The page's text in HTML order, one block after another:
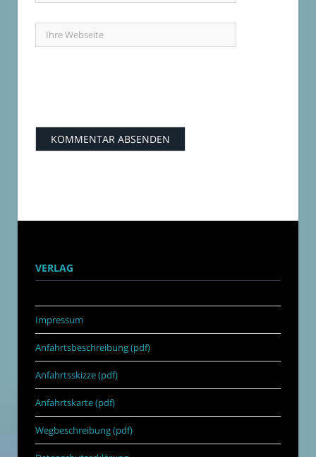
VERLAG
Impressum
Anfahrtsbeschreibung (pdf)
Anfahrtsskizze (pdf)
Anfahrtskarte (pdf)
Wegbeschreibung (pdf)